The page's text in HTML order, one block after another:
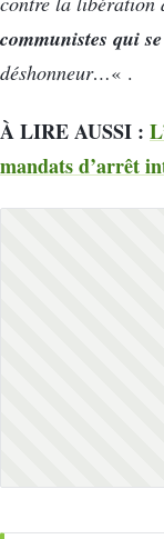
communistes qui
déshonneur…« .
À LIRE AUSSI :
mandats d’arrêt